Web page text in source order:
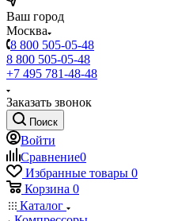
Ваш город
Москва
8 800 505-05-48
8 800 505-05-48
+7 495 781-48-48
Заказать звонок
Поиск
Войти
Сравнение0
Избранные товары 0
Корзина 0
Каталог